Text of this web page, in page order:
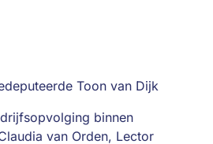
Toon van Dijk
binnen
van Orden, Lector